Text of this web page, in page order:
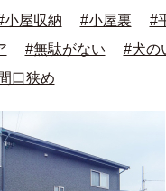
小屋収納 #小屋裏 #
#無駄がない #犬の
口狭め